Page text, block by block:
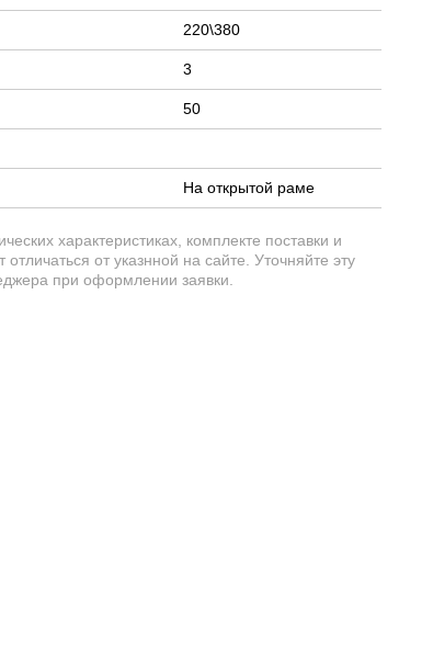
220\380
3
50
На открытой раме
характеристиках, комплекте поставки и
от указнной на сайте. Уточняйте эту
при оформлении заявки.